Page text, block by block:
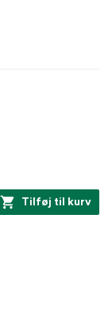
Tilføj til kurv